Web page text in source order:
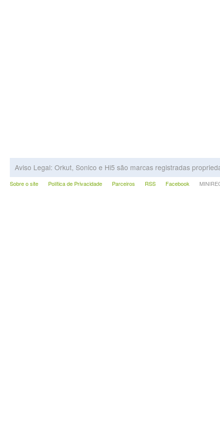
Aviso Legal: Orkut, Sonico e Hi5 são marcas registradas
Sobre o site Política de Privacidade Parceiros RSS Facebook